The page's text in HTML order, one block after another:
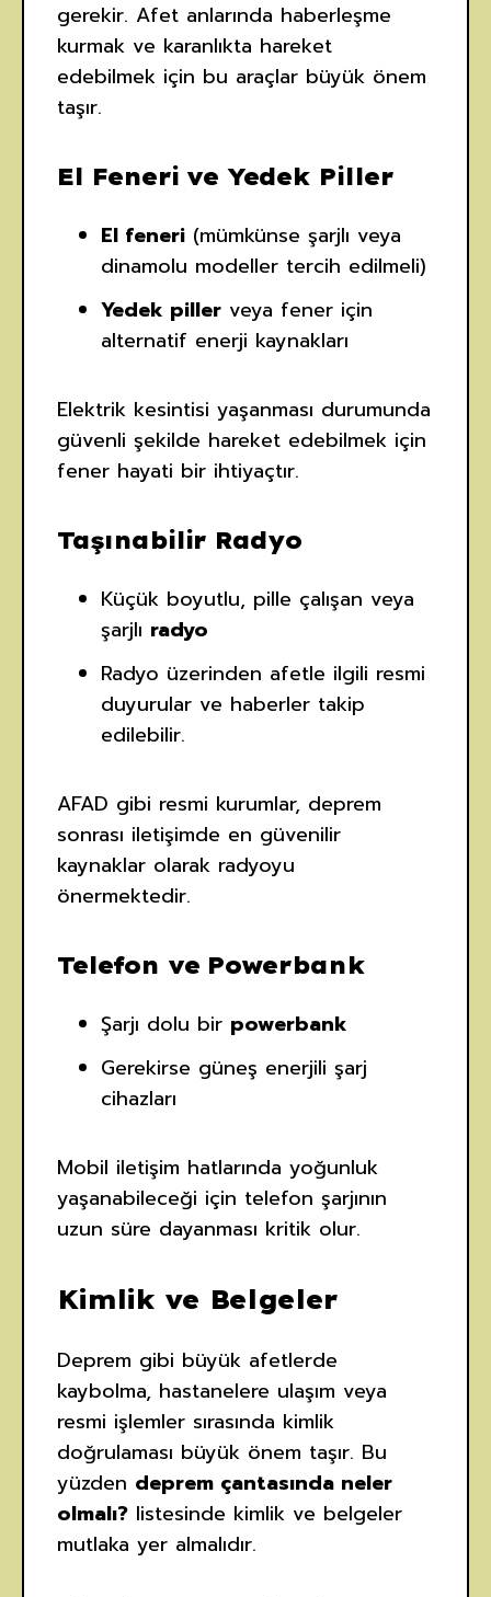
gerekir. Afet anlarında haberleşme
kurmak ve karanlıkta hareket
edebilmek için bu araçlar büyük önem
taşır.
El Feneri ve Yedek Piller
El feneri (mümkünse şarjlı veya
dinamolu modeller tercih edilmeli)
Yedek piller veya fener için
alternatif enerji kaynakları
Elektrik kesintisi yaşanması durumunda
güvenli şekilde hareket edebilmek için
fener hayati bir ihtiyaçtır.
Taşınabilir Radyo
Küçük boyutlu, pille çalışan veya
şarjlı radyo
Radyo üzerinden afetle ilgili resmi
duyurular ve haberler takip
edilebilir.
AFAD gibi resmi kurumlar, deprem
sonrası iletişimde en güvenilir
kaynaklar olarak radyoyu
önermektedir.
Telefon ve Powerbank
Şarjı dolu bir powerbank
Gerekirse güneş enerjili şarj
cihazları
Mobil iletişim hatlarında yoğunluk
yaşanabileceği için telefon şarjının
uzun süre dayanması kritik olur.
Kimlik ve Belgeler
Deprem gibi büyük afetlerde
kaybolma, hastanelere ulaşım veya
resmi işlemler sırasında kimlik
doğrulaması büyük önem taşır. Bu
yüzden deprem çantasında neler
olmalı? listesinde kimlik ve belgeler
mutlaka yer almalıdır.